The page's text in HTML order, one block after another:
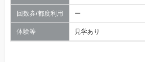
回数券/都度利用 ー
体験等 見学あり